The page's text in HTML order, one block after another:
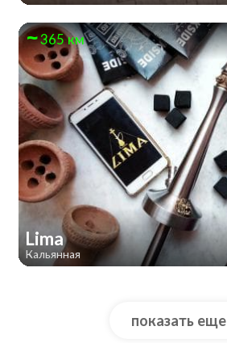
365 км
Lima
Кальянная
показать еще